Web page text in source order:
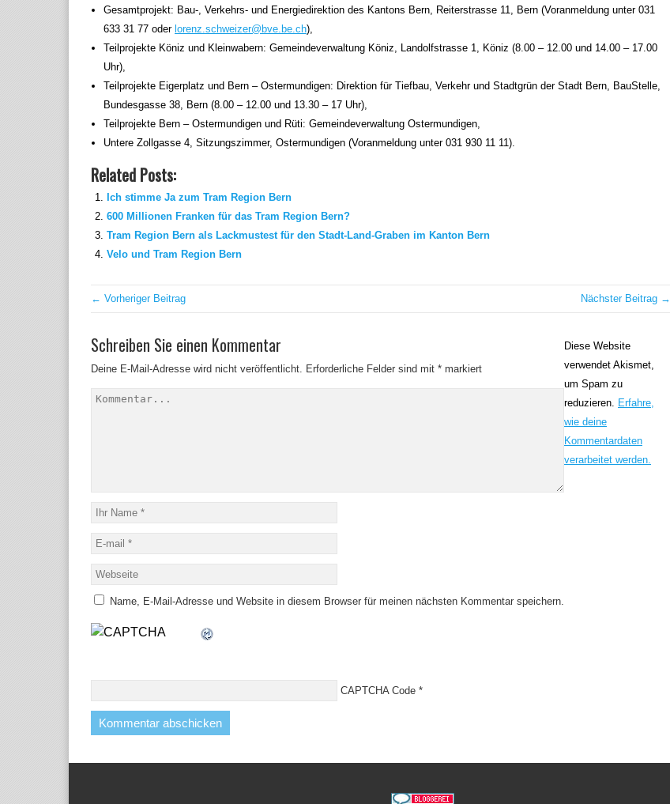
Gesamtprojekt: Bau-, Verkehrs- und Energiedirektion des Kantons Bern, Reiterstrasse 11, Bern (Voranmeldung unter 031
633 31 77 oder lorenz.schweizer@bve.be.ch),
Teilprojekte Köniz und Kleinwabern: Gemeindeverwaltung Köniz, Landolfstrasse 1, Köniz (8.00 – 12.00 und 14.00 – 17.00
Uhr),
Teilprojekte Eigerplatz und Bern – Ostermundigen: Direktion für Tiefbau, Verkehr und Stadtgrün der Stadt Bern, BauStelle,
Bundesgasse 38, Bern (8.00 – 12.00 und 13.30 – 17 Uhr),
Teilprojekte Bern – Ostermundigen und Rüti: Gemeindeverwaltung Ostermundigen,
Untere Zollgasse 4, Sitzungszimmer, Ostermundigen (Voranmeldung unter 031 930 11 11).
Related Posts:
Ich stimme Ja zum Tram Region Bern
600 Millionen Franken für das Tram Region Bern?
Tram Region Bern als Lackmustest für den Stadt-Land-Graben im Kanton Bern
Velo und Tram Region Bern
← Vorheriger Beitrag Nächster Beitrag →
Schreiben Sie einen Kommentar
Deine E-Mail-Adresse wird nicht veröffentlicht. Erforderliche Felder sind mit * markiert
Name, E-Mail-Adresse und Website in diesem Browser für meinen nächsten Kommentar speichern.
CAPTCHA Code*
Diese Website
verwendet Akismet,
um Spam zu
reduzieren. Erfahre,
wie deine
Kommentardaten
verarbeitet werden.